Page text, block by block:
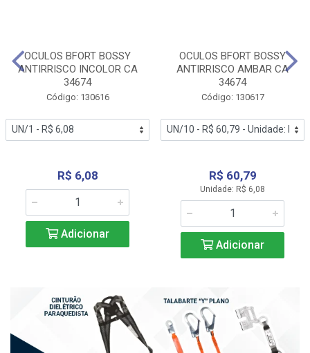
OCULOS BFORT BOSSY
ANTIRRISCO INCOLOR CA
34674
Código: 130616
R$ 6,08
Adicionar
OCULOS BFORT BOSSY
ANTIRRISCO AMBAR CA
34674
Código: 130617
R$ 60,79
Unidade: R$ 6,08
Adicionar